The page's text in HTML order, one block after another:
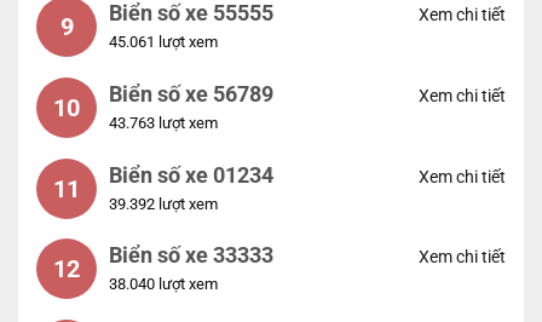
9 Biển số xe 55555
45.061 lượt xem
Xem chi tiết
10 Biển số xe 56789
43.763 lượt xem
Xem chi tiết
11 Biển số xe 01234
39.392 lượt xem
Xem chi tiết
12 Biển số xe 33333
38.040 lượt xem
Xem chi tiết